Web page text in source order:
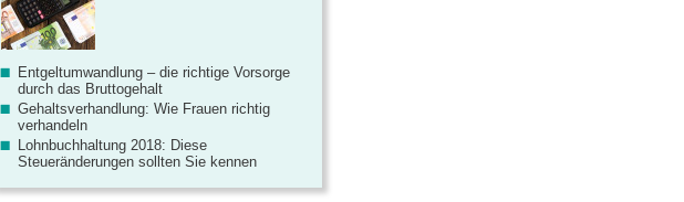
Entgeltumwandlung – die richtige Vorsorge
durch das Bruttogehalt
Gehaltsverhandlung: Wie Frauen richtig
verhandeln
Lohnbuchhaltung 2018: Diese
Steueränderungen sollten Sie kennen